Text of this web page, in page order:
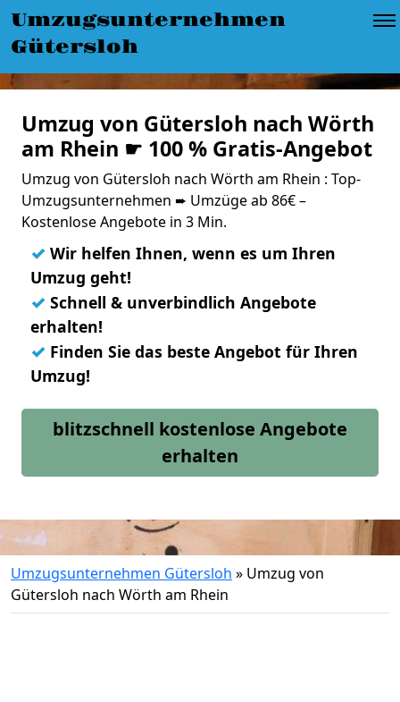
Umzugsunternehmen
Gütersloh
Umzug von Gütersloh nach Wörth
am Rhein ☛ 100 % Gratis-Angebot
Umzug von Gütersloh nach Wörth am Rhein : Top-
Umzugsunternehmen ➨ Umzüge ab 86€ –
Kostenlose Angebote in 3 Min.
✓ Wir helfen Ihnen, wenn es um Ihren
Umzug geht!
✓ Schnell & unverbindlich Angebote
erhalten!
✓ Finden Sie das beste Angebot für Ihren
Umzug!
blitzschnell kostenlose Angebote
erhalten
Umzugsunternehmen Gütersloh » Umzug von
Gütersloh nach Wörth am Rhein